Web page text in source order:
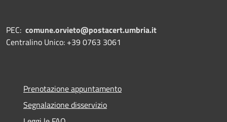
PEC: comune.orvieto@postacert.umbria.it
Centralino Unico: +39 0763 3061
Prenotazione appuntamento
Segnalazione disservizio